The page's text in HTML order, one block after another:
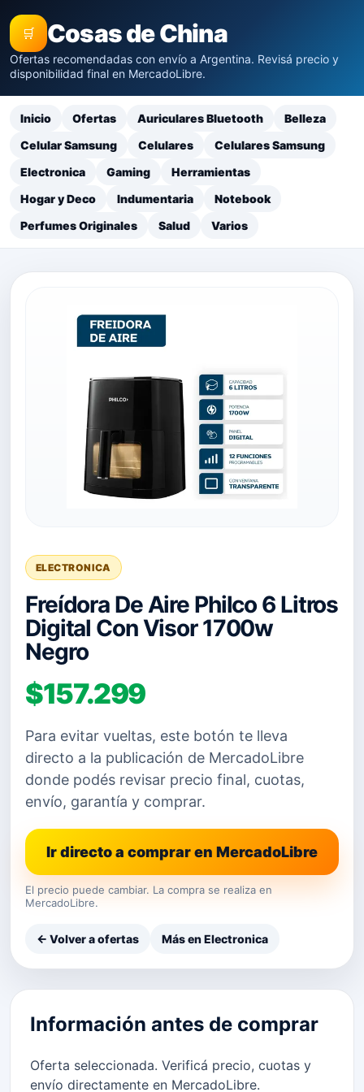
🛒 Cosas de China
Ofertas recomendadas con envío a Argentina. Revisá precio y
disponibilidad final en MercadoLibre.
Inicio Ofertas Auriculares Bluetooth
Belleza
Celular Samsung
Celulares
Celulares Samsung
Electronica
Gaming
Herramientas
Hogar y Deco
Indumentaria
Notebook
Perfumes Originales
Salud Varios
ELECTRONICA
Freídora De Aire Philco 6 Litros
Digital Con Visor 1700w
Negro
$157.299
Para evitar vueltas, este botón te lleva
directo a la publicación de MercadoLibre
donde podés revisar precio final, cuotas,
envío, garantía y comprar.
Ir directo a comprar en MercadoLibre
El precio puede cambiar. La compra se realiza en
MercadoLibre.
← Volver a ofertas Más en Electronica
Información antes de comprar
Oferta seleccionada. Verificá precio, cuotas y
envío directamente en MercadoLibre.